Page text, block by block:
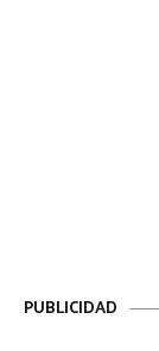
PUBLICIDAD